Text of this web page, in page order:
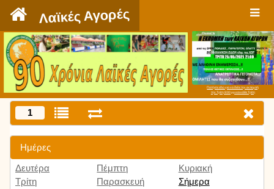
Λαϊκές Αγορές
Πατήστε εδώ για να δείτε την εκπομπή
την Τρίτη 9:00 μμ και κάθε Τρίτη
1
Ημέρες
Δευτέρα
Τρίτη
Πέμπτη
Παρασκευή
Κυριακή
Σήμερα